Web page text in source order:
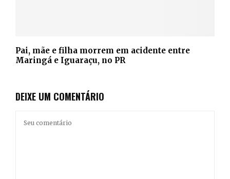
Pai, mãe e filha morrem em acidente entre
Maringá e Iguaraçu, no PR
DEIXE UM COMENTÁRIO